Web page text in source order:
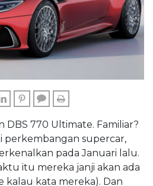
LINKEDINPINTERESTCOMMENTS
DBS 770 Ultimate. Familiar?
perkembangan supercar,
pada Januari lalu.
itu mereka janji akan ada
kalau kata mereka). Dan